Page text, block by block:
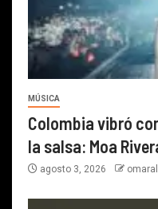
MÚSICA
Colombia vibró
la salsa: Moa
agosto 3, 2026